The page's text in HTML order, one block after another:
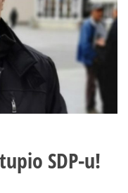
SDP-u!